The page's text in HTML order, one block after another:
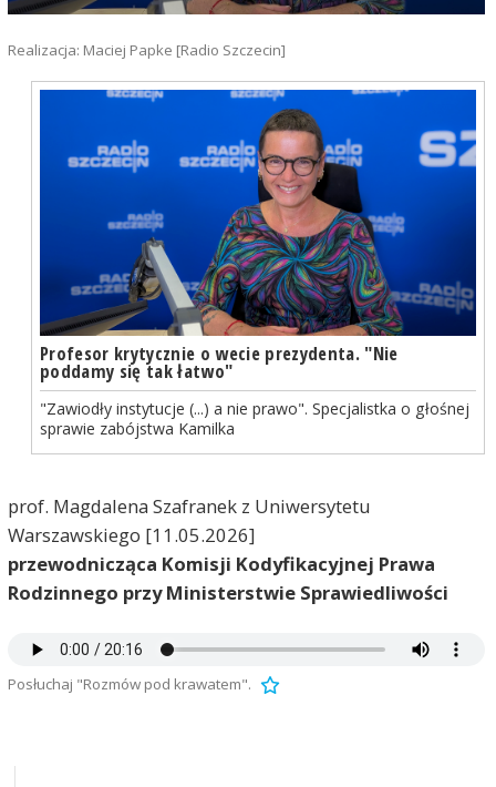
Realizacja: Maciej Papke [Radio Szczecin]
Profesor krytycznie o wecie prezydenta. "Nie
poddamy się tak łatwo"
"Zawiodły instytucje (...) a nie prawo". Specjalistka o głośnej
sprawie zabójstwa Kamilka
prof. Magdalena Szafranek z Uniwersytetu
Warszawskiego [11.05.2026]
przewodnicząca Komisji Kodyfikacyjnej Prawa
Rodzinnego przy Ministerstwie Sprawiedliwości
Posłuchaj "Rozmów pod krawatem".